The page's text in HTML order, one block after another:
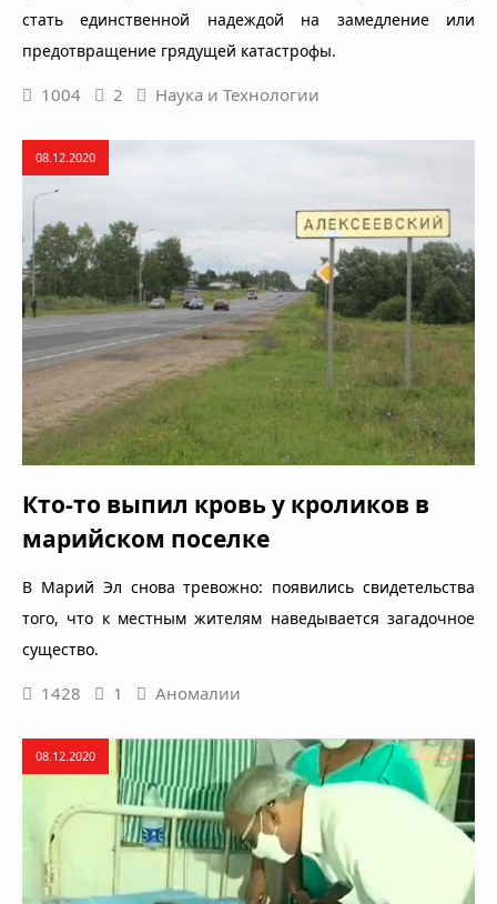
стать единственной надеждой на замедление или
предотвращение грядущей катастрофы.
1004 2 Наука и Технологии
08.12.2020
Кто-то выпил кровь у кроликов в
марийском поселке
В Марий Эл снова тревожно: появились свидетельства
того, что к местным жителям наведывается загадочное
существо.
1428 1 Аномалии
08.12.2020